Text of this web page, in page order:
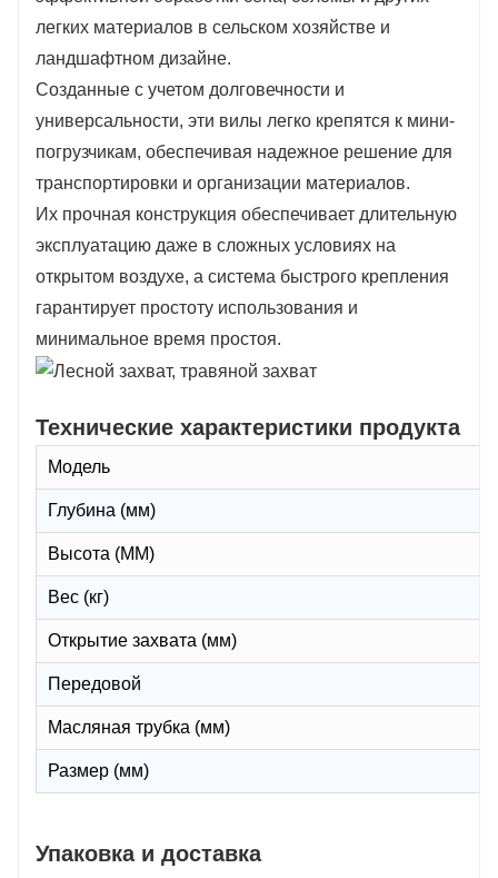
легких материалов в сельском хозяйстве и
ландшафтном дизайне.
Созданные с учетом долговечности и
универсальности, эти вилы легко крепятся к мини-
погрузчикам, обеспечивая надежное решение для
транспортировки и организации материалов.
Их прочная конструкция обеспечивает длительную
эксплуатацию даже в сложных условиях на
открытом воздухе, а система быстрого крепления
гарантирует простоту использования и
минимальное время простоя.
Технические характеристики продукта
Модель
Глубина (мм)
Высота (ММ)
Вес (кг)
Открытие захвата (мм)
Передовой
Масляная трубка (мм)
Размер (мм)
Упаковка и доставка